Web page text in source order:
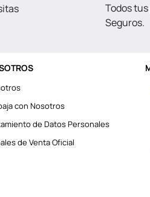
Todos
Seguros.
con Nosotros
de Datos Personales
de Venta Oficial